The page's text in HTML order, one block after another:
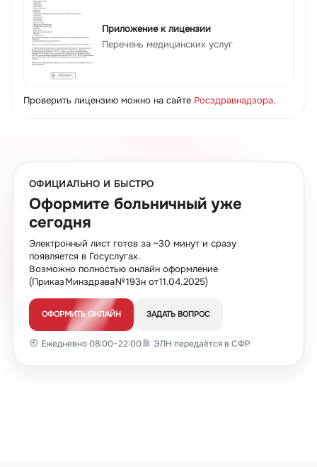
Приложение к лицензии
Перечень медицинских услуг
Проверить лицензию можно на сайте Росздравнадзора.
ОФИЦИАЛЬНО И БЫСТРО
Оформите больничный уже
сегодня
Электронный лист готов за ~30 минут и сразу
появляется в Госуслугах.
Возможно полностью онлайн оформление
(Приказ Минздрава № 193н от 11.04.2025)
ОФОРМИТЬ ОНЛАЙН ЗАДАТЬ ВОПРОС
Ежедневно 08:00–22:00 ЭЛН передаётся в СФР